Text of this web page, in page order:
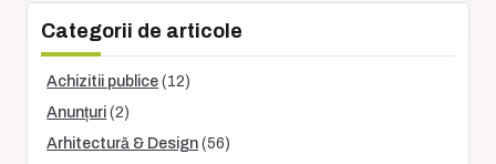
Categorii de articole
Achizitii publice (12)
Anunțuri (2)
Arhitectură & Design (56)